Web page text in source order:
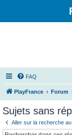
FAQ
PlayFrance Forum
Sujets sans
Aller sur la recherche